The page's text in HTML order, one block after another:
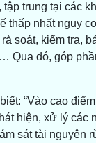
trung tại các
thấp nhất nguy
soát, kiểm tra,
Qua đó, góp
“Vào cao
hiện, xử lý các
sát tài nguyên